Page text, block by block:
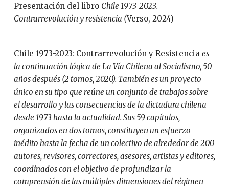
Presentación del libro Chile 1973-2023.
Contrarrevolución y resistencia (Verso, 2024)
Chile 1973-2023: Contrarrevolución y Resistencia es
la continuación lógica de La Vía Chilena al Socialismo, 50
años después (2 tomos, 2020). También es un proyecto
único en su tipo que reúne un conjunto de trabajos sobre
el desarrollo y las consecuencias de la dictadura chilena
desde 1973 hasta la actualidad. Sus 59 capítulos,
organizados en dos tomos, constituyen un esfuerzo
inédito hasta la fecha de un colectivo de alrededor de 200
autores, revisores, correctores, asesores, artistas y editores,
coordinados con el objetivo de profundizar la
comprensión de las múltiples dimensiones del régimen